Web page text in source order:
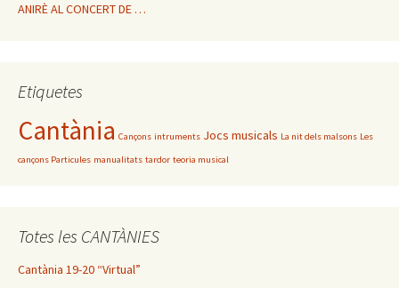
ANIRÈ AL CONCERT DE …
Etiquetes
Cantània Cançons intruments Jocs musicals La nit dels malsons Les
cançons Particules manualitats tardor teoria musical
Totes les CANTÀNIES
Cantània 19-20 “Virtual”